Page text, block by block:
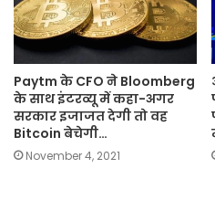
Paytm के CFO ने Bloomberg
के साथ इंटरव्‍यू में कहा-अगर
सरकार इजाजत देगी तो वह
Bitcoin बेचेगी…
November 4, 2021